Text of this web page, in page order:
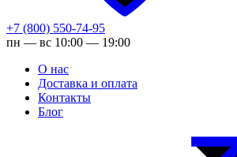
+7 (800) 550-74-95
пн — вс 10:00 — 19:00
О нас
Доставка и оплата
Контакты
Блог